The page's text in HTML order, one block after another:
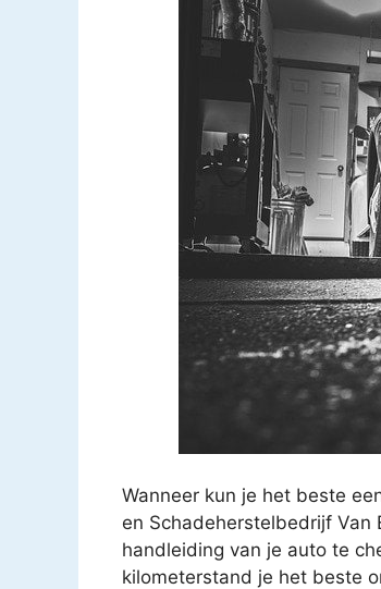
Wanneer kun je het beste
en Schadeherstelbedrijf Van
handleiding van je auto te
kilometerstand je het beste